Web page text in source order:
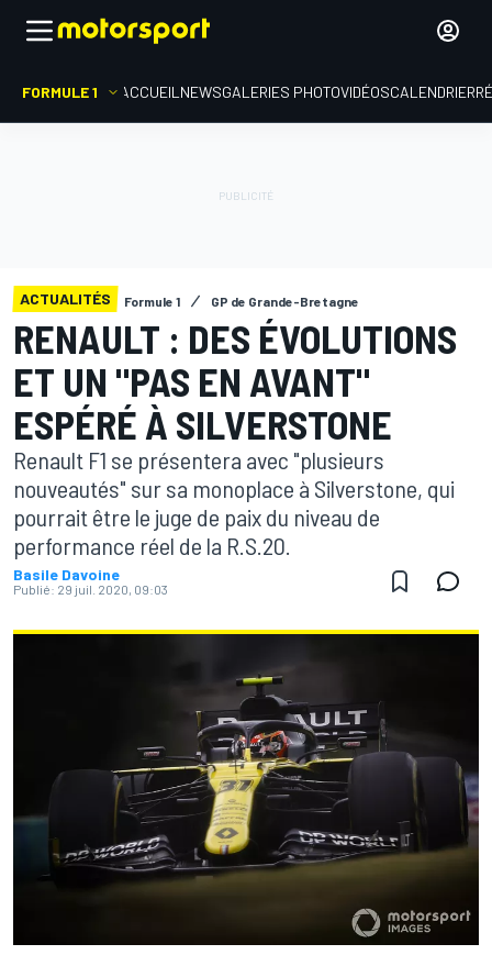
FORMULE 1 ACCUEIL NEWSGALERIES PHOTOVIDÉOSCALENDRIER
ACTUALITÉS Formule 1 GP de Grande-Bretagne
RENAULT : DES ÉVOLUTIONS
ET UN "PAS EN AVANT"
ESPÉRÉ À SILVERSTONE
Renault F1 se présentera avec "plusieurs
nouveautés" sur sa monoplace à Silverstone, qui
pourrait être le juge de paix du niveau de
performance réel de la R.S.20.
Basile Davoine
Publié: 29 juil. 2020, 09:03